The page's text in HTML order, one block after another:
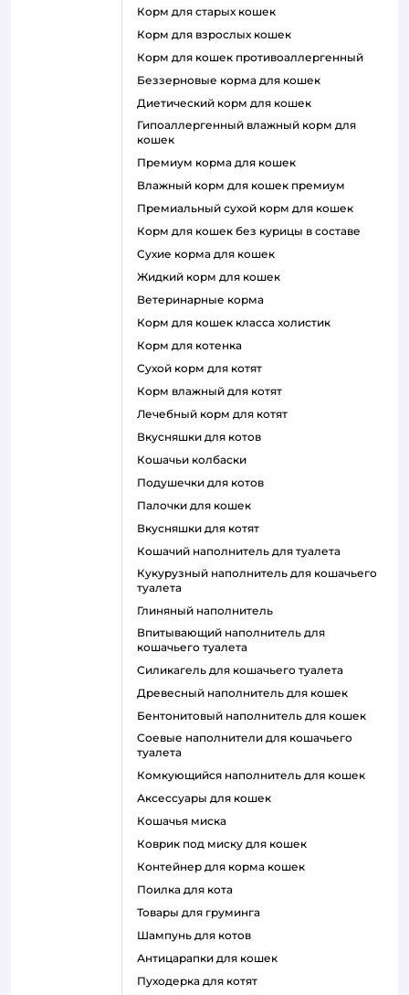
корм для старых кошек
корм для взрослых кошек
корм для кошек противоаллергенный
беззерновые корма для кошек
диетический корм для кошек
гипоаллергенный влажный корм для
кошек
премиум корма для кошек
влажный корм для кошек премиум
премиальный сухой корм для кошек
корм для кошек без курицы в составе
сухие корма для кошек
жидкий корм для кошек
ветеринарные корма
корм для кошек класса холистик
корм для котенка
сухой корм для котят
корм влажный для котят
лечебный корм для котят
вкусняшки для котов
кошачьи колбаски
подушечки для котов
палочки для кошек
вкусняшки для котят
кошачий наполнитель для туалета
кукурузный наполнитель для кошачьего
туалета
глиняный наполнитель
впитывающий наполнитель для
кошачьего туалета
силикагель для кошачьего туалета
древесный наполнитель для кошек
бентонитовый наполнитель для кошек
соевые наполнители для кошачьего
туалета
комкующийся наполнитель для кошек
аксессуары для кошек
кошачья миска
коврик под миску для кошек
контейнер для корма кошек
поилка для кота
товары для груминга
шампунь для котов
антицарапки для кошек
пуходерка для котят